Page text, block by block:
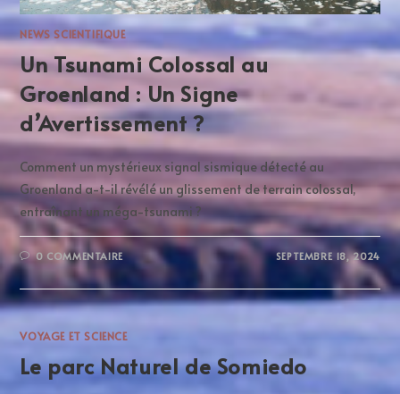
NEWS SCIENTIFIQUE
Un Tsunami Colossal au
Groenland : Un Signe
d’Avertissement ?
Comment un mystérieux signal sismique détecté au
Groenland a-t-il révélé un glissement de terrain colossal,
entraînant un méga-tsunami ?
0 COMMENTAIRE SEPTEMBRE 18, 2024
VOYAGE ET SCIENCE
Le parc Naturel de Somiedo